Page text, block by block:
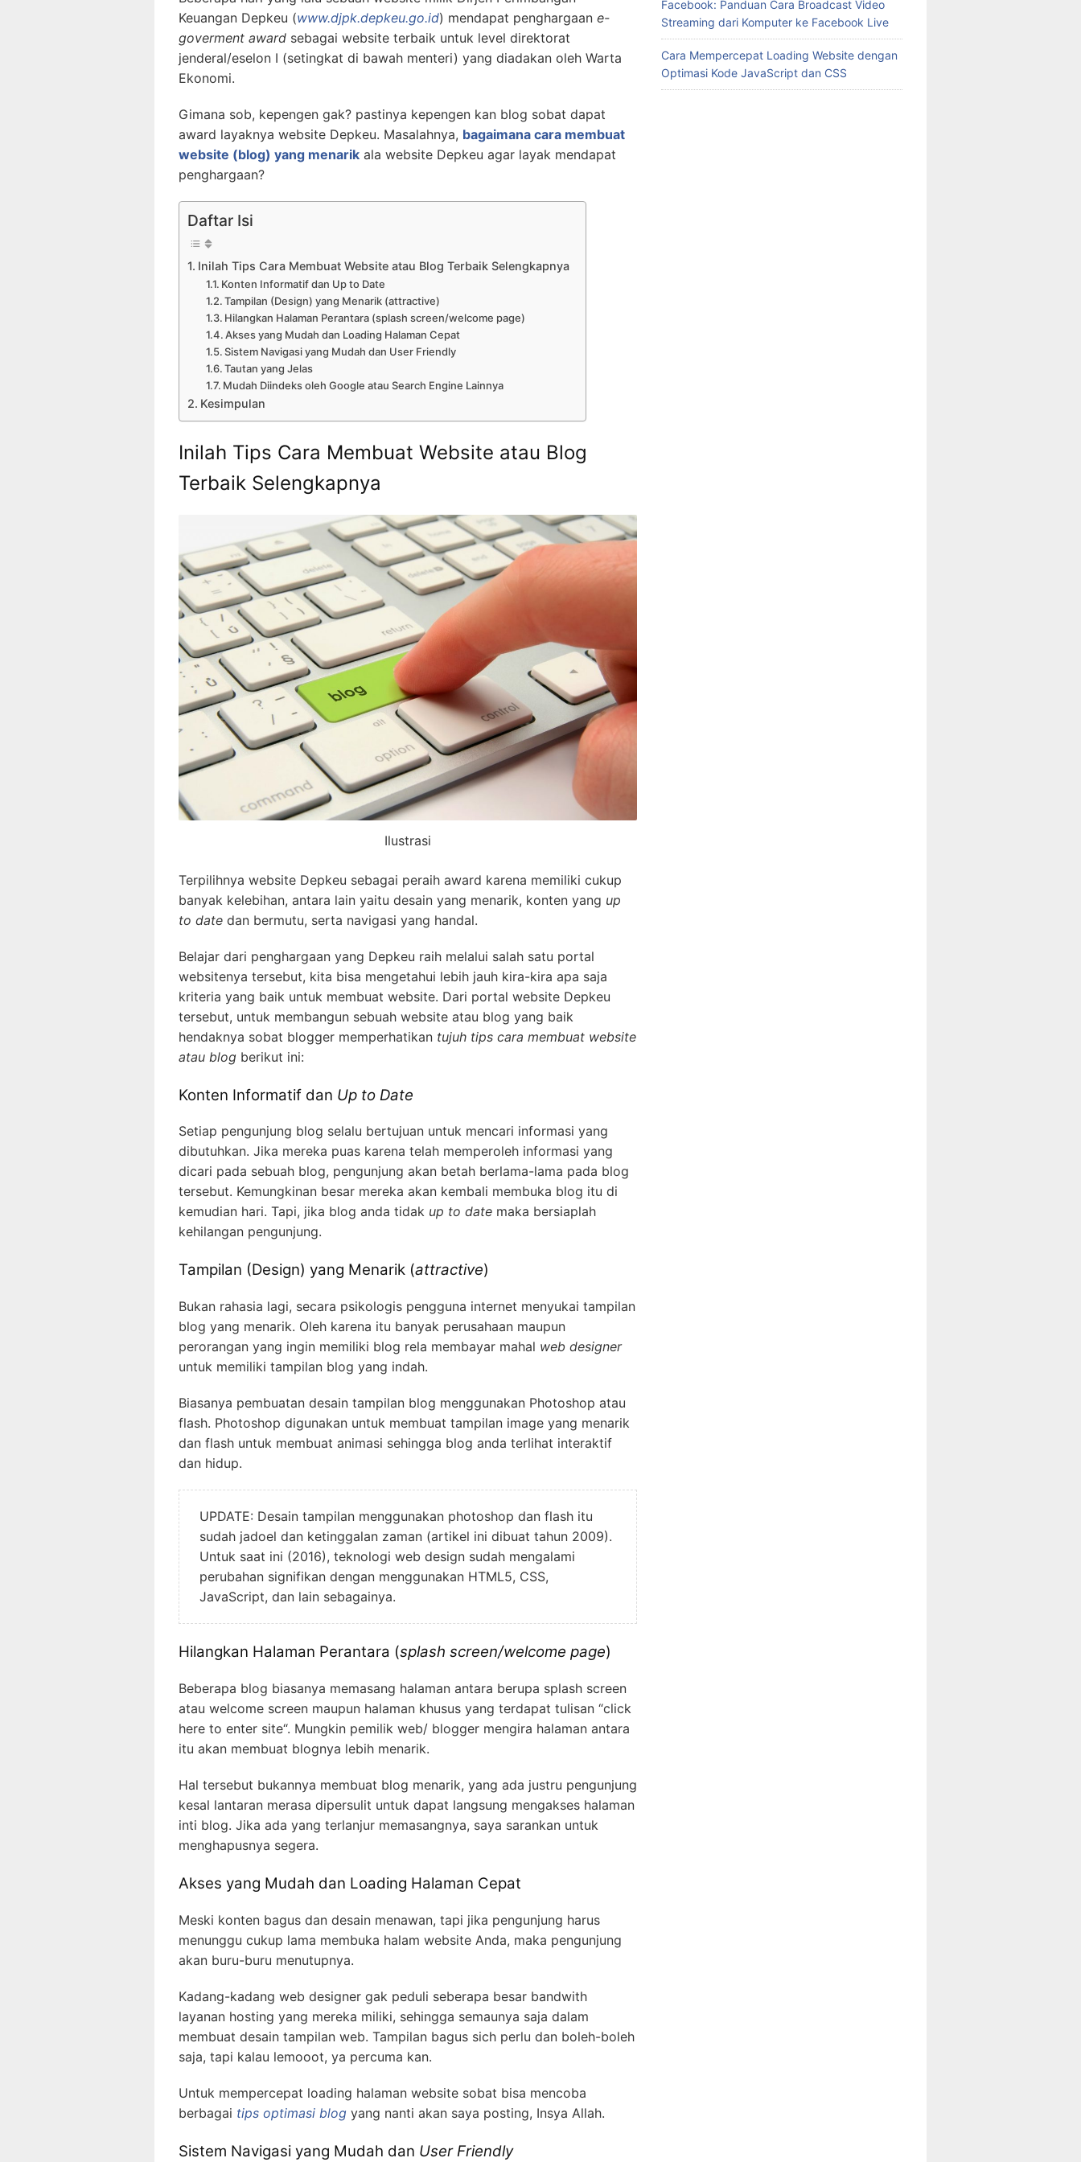
Keuangan Depkeu (www.djpk.depkeu.go.id) mendapat penghargaan e-
goverment award sebagai website terbaik untuk level direktorat
jenderal/eselon I (setingkat di bawah menteri) yang diadakan oleh Warta
Ekonomi.
Gimana sob, kepengen gak? pastinya kepengen kan blog sobat dapat
award layaknya website Depkeu. Masalahnya, bagaimana cara membuat
website (blog) yang menarik ala website Depkeu agar layak mendapat
penghargaan?
Daftar Isi
Inilah Tips Cara Membuat Website atau Blog Terbaik Selengkapnya
Konten Informatif dan Up to Date
Tampilan (Design) yang Menarik (attractive)
Hilangkan Halaman Perantara (splash screen/welcome page)
Akses yang Mudah dan Loading Halaman Cepat
Sistem Navigasi yang Mudah dan User Friendly
Tautan yang Jelas
Mudah Diindeks oleh Google atau Search Engine Lainnya
Kesimpulan
Inilah Tips Cara Membuat Website atau Blog
Terbaik Selengkapnya
Ilustrasi
Terpilihnya website Depkeu sebagai peraih award karena memiliki cukup
banyak kelebihan, antara lain yaitu desain yang menarik, konten yang up
to date dan bermutu, serta navigasi yang handal.
Belajar dari penghargaan yang Depkeu raih melalui salah satu portal
websitenya tersebut, kita bisa mengetahui lebih jauh kira-kira apa saja
kriteria yang baik untuk membuat website. Dari portal website Depkeu
tersebut, untuk membangun sebuah website atau blog yang baik
hendaknya sobat blogger memperhatikan tujuh tips cara membuat website
atau blog berikut ini:
Konten Informatif dan Up to Date
Setiap pengunjung blog selalu bertujuan untuk mencari informasi yang
dibutuhkan. Jika mereka puas karena telah memperoleh informasi yang
dicari pada sebuah blog, pengunjung akan betah berlama-lama pada blog
tersebut. Kemungkinan besar mereka akan kembali membuka blog itu di
kemudian hari. Tapi, jika blog anda tidak up to date maka bersiaplah
kehilangan pengunjung.
Tampilan (Design) yang Menarik (attractive)
Bukan rahasia lagi, secara psikologis pengguna internet menyukai tampilan
blog yang menarik. Oleh karena itu banyak perusahaan maupun
perorangan yang ingin memiliki blog rela membayar mahal web designer
untuk memiliki tampilan blog yang indah.
Biasanya pembuatan desain tampilan blog menggunakan Photoshop atau
flash. Photoshop digunakan untuk membuat tampilan image yang menarik
dan flash untuk membuat animasi sehingga blog anda terlihat interaktif
dan hidup.
UPDATE: Desain tampilan menggunakan photoshop dan flash itu
sudah jadoel dan ketinggalan zaman (artikel ini dibuat tahun 2009).
Untuk saat ini (2016), teknologi web design sudah mengalami
perubahan signifikan dengan menggunakan HTML5, CSS,
JavaScript, dan lain sebagainya.
Hilangkan Halaman Perantara (splash screen/welcome page)
Beberapa blog biasanya memasang halaman antara berupa splash screen
atau welcome screen maupun halaman khusus yang terdapat tulisan “click
here to enter site“. Mungkin pemilik web/ blogger mengira halaman antara
itu akan membuat blognya lebih menarik.
Hal tersebut bukannya membuat blog menarik, yang ada justru pengunjung
kesal lantaran merasa dipersulit untuk dapat langsung mengakses halaman
inti blog. Jika ada yang terlanjur memasangnya, saya sarankan untuk
menghapusnya segera.
Akses yang Mudah dan Loading Halaman Cepat
Meski konten bagus dan desain menawan, tapi jika pengunjung harus
menunggu cukup lama membuka halam website Anda, maka pengunjung
akan buru-buru menutupnya.
Kadang-kadang web designer gak peduli seberapa besar bandwith
layanan hosting yang mereka miliki, sehingga semaunya saja dalam
membuat desain tampilan web. Tampilan bagus sich perlu dan boleh-boleh
saja, tapi kalau lemooot, ya percuma kan.
Untuk mempercepat loading halaman website sobat bisa mencoba
berbagai tips optimasi blog yang nanti akan saya posting, Insya Allah.
Sistem Navigasi yang Mudah dan User Friendly
Facebook: Panduan Cara Broadcast Video
Streaming dari Komputer ke Facebook Live
Cara Mempercepat Loading Website dengan
Optimasi Kode JavaScript dan CSS